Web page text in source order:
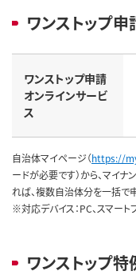
ワンストップ
ワンストップ申請
オンラインサービ
ス
自治体マイページ（https://
ードが必要です）から、マイ
れば、複数自治体分を一括で
※対応デバイス：PC、スマート
ワンストップ